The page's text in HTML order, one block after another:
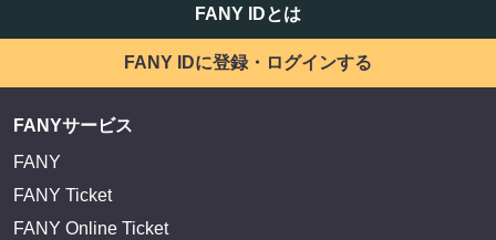
FANY IDとは
FANY IDに登録・ログインする
FANYサービス
FANY
FANY Ticket
FANY Online Ticket